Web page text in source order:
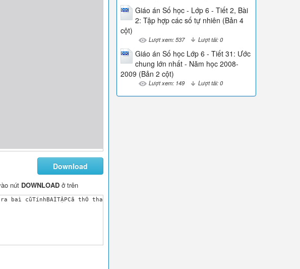
Download
nút DOWNLOAD ở trên
Giáo án Số học - Lớp 6 - Tiết 2, Bài
2: Tập hợp các số tự nhiên (Bản 4
cột)
Lượt xem: 537 Lượt tải: 0
Giáo án Số học Lớp 6 - Tiết 31: Ước
chung lớn nhất - Năm học 2008-
2009 (Bản 2 cột)
Lượt xem: 149 Lượt tải: 0